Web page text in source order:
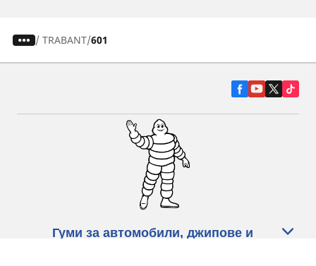
/ TRABANT 601
Гуми за автомобили, джипове и